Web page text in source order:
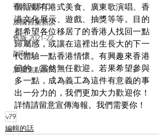
香港人講ED
加國舊案新談
舊版 2021-22
副刊
加愛焦點新聞
個活動有港式美食、廣東歌演唱、香
港文化展示、遊戲、抽獎等等。目的
都希望各位移居了的香港人找回一點
歸屬感，或讓在這裡出生長大的下一
代體驗一點香港情懷。有興趣來香港
節的，當然無任歡迎。若果希望參與
多一點，成為義工為這件有意義的事
出一分力的，我們更加大力歡迎你！
詳情請留意宣傳海報。我們需要你！
v79
編輯的話